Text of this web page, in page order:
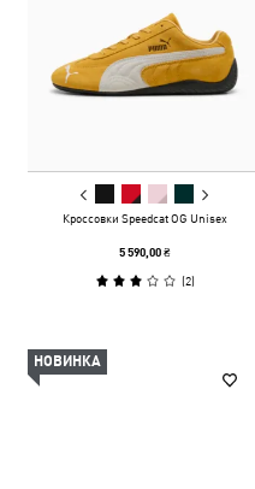
Кроссовки Speedcat OG Unisex
5 590,00 ₴
(2)
НОВИНКА